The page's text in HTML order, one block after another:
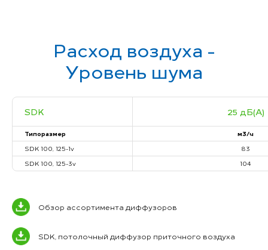
Расход воздуха -
Уровень шума
SDK 25 дБ(А)
Типоразмер
м3/ч
SDK 100, 125-1v
83
SDK 100, 125-3v
104
Обзор ассортимента диффузоров
SDK, потолочный диффузор приточного воздуха